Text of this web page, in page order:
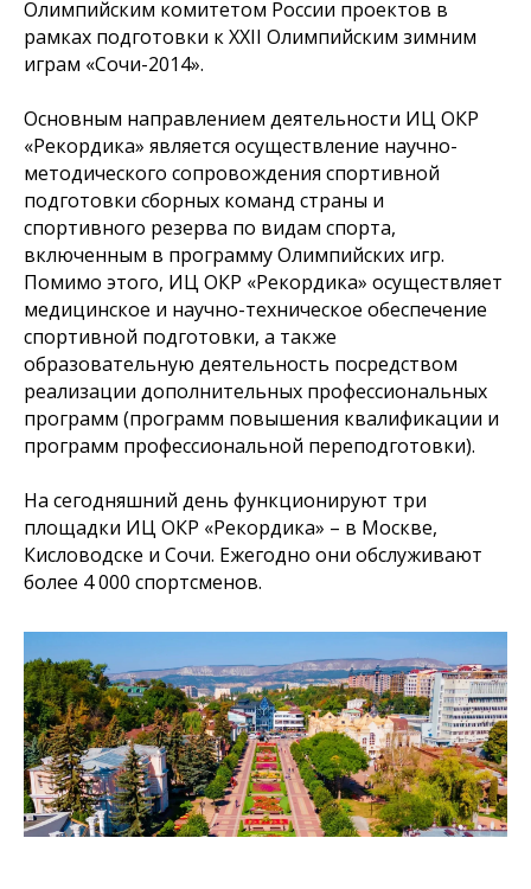
Олимпийским комитетом России проектов в
рамках подготовки к ХХII Олимпийским зимним
играм «Сочи-2014».
Основным направлением деятельности ИЦ ОКР
«Рекордика» является осуществление научно-
методического сопровождения спортивной
подготовки сборных команд страны и
спортивного резерва по видам спорта,
включенным в программу Олимпийских игр.
Помимо этого, ИЦ ОКР «Рекордика» осуществляет
медицинское и научно-техническое обеспечение
спортивной подготовки, а также
образовательную деятельность посредством
реализации дополнительных профессиональных
программ (программ повышения квалификации и
программ профессиональной переподготовки).
На сегодняшний день функционируют три
площадки ИЦ ОКР «Рекордика» – в Москве,
Кисловодске и Сочи. Ежегодно они обслуживают
более 4 000 спортсменов.